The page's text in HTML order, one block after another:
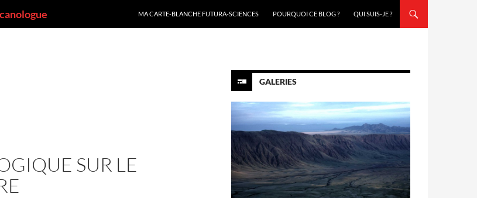
MA CARTE-BLANCHE FUTURA-SCIENCES
POURQUOI CE BLOG ? QUI SUIS-JE ?
SUR LE
GALERIES